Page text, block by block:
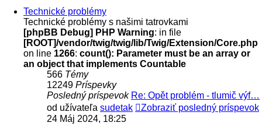
Technické problémy
Technické problémy s našimi tatrovkami
[phpBB Debug] PHP Warning: in file
[ROOT]/vendor/twig/twig/lib/Twig/Extension/Core.php
on line 1266: count(): Parameter must be an array or
an object that implements Countable
566 Témy
12249 Príspevky
Posledný príspevok Re: Opět problém - tlumič výf…
od užívateľa sudetak
Zobraziť posledný príspevok
24 Máj 2024, 18:25